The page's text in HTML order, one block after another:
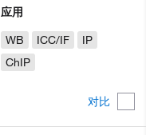
对比
应用
WB
ICC/IF
IP
ChIP